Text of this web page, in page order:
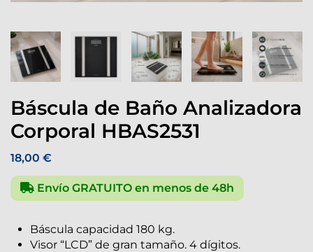
Báscula de Baño Analizadora
Corporal HBAS2531
18,00 €
Envío GRATUITO en menos de 48h
Báscula capacidad 180 kg.
Visor “LCD” de gran tamaño. 4 dígitos.